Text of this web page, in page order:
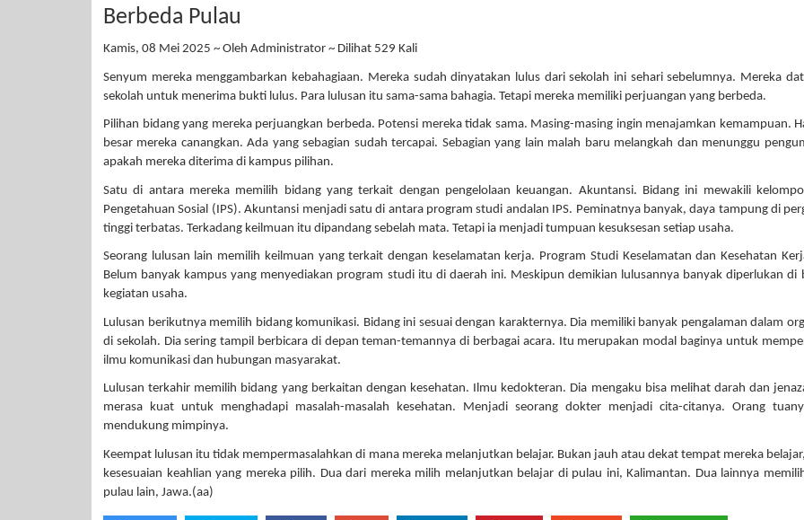
Berbeda Pulau
Kamis, 08 Mei 2025 ~ Oleh Administrator ~ Dilihat 529 Kali
Senyum mereka menggambarkan kebahagiaan. Mereka sudah dinyatakan lulus dari sekolah ini sehari sebelumnya. Mereka
sekolah untuk menerima bukti lulus. Para lulusan itu sama-sama bahagia. Tetapi mereka memiliki perjuangan yang berbeda.
Pilihan bidang yang mereka perjuangkan berbeda. Potensi mereka tidak sama. Masing-masing ingin menajamkan kemampuan.
besar mereka canangkan. Ada yang sebagian sudah tercapai. Sebagian yang lain malah baru melangkah dan menunggu
apakah mereka diterima di kampus pilihan.
Satu di antara mereka memilih bidang yang terkait dengan pengelolaan keuangan. Akuntansi. Bidang ini mewakili
Pengetahuan Sosial (IPS). Akuntansi menjadi satu di antara program studi andalan IPS. Peminatnya banyak, daya tampung di
tinggi terbatas. Terkadang keilmuan itu dipandang sebelah mata. Tetapi ia menjadi tumpuan kesuksesan setiap usaha.
Seorang lulusan lain memilih keilmuan yang terkait dengan keselamatan kerja. Program Studi Keselamatan dan Kesehatan
Belum banyak kampus yang menyediakan program studi itu di daerah ini. Meskipun demikian lulusannya banyak diperlukan di
kegiatan usaha.
Lulusan berikutnya memilih bidang komunikasi. Bidang ini sesuai dengan karakternya. Dia memiliki banyak pengalaman dalam
di sekolah. Dia sering tampil berbicara di depan teman-temannya di berbagai acara. Itu merupakan modal baginya untuk
ilmu komunikasi dan hubungan masyarakat.
Lulusan terkahir memilih bidang yang berkaitan dengan kesehatan. Ilmu kedokteran. Dia mengaku bisa melihat darah dan
merasa kuat untuk menghadapi masalah-masalah kesehatan. Menjadi seorang dokter menjadi cita-citanya. Orang
mendukung mimpinya.
Keempat lulusan itu tidak mempermasalahkan di mana mereka melanjutkan belajar. Bukan jauh atau dekat tempat mereka
kesesuaian keahlian yang mereka pilih. Dua dari mereka milih melanjutkan belajar di pulau ini, Kalimantan. Dua lainnya
pulau lain, Jawa.(aa)